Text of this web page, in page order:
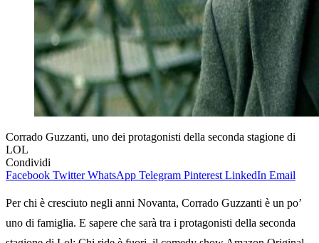
Corrado Guzzanti, uno dei protagonisti della seconda stagione di
LOL
Condividi
Facebook Twitter WhatsApp Telegram Pinterest LinkedIn Email
Per chi è cresciuto negli anni Novanta, Corrado Guzzanti è un po’
uno di famiglia. E sapere che sarà tra i protagonisti della seconda